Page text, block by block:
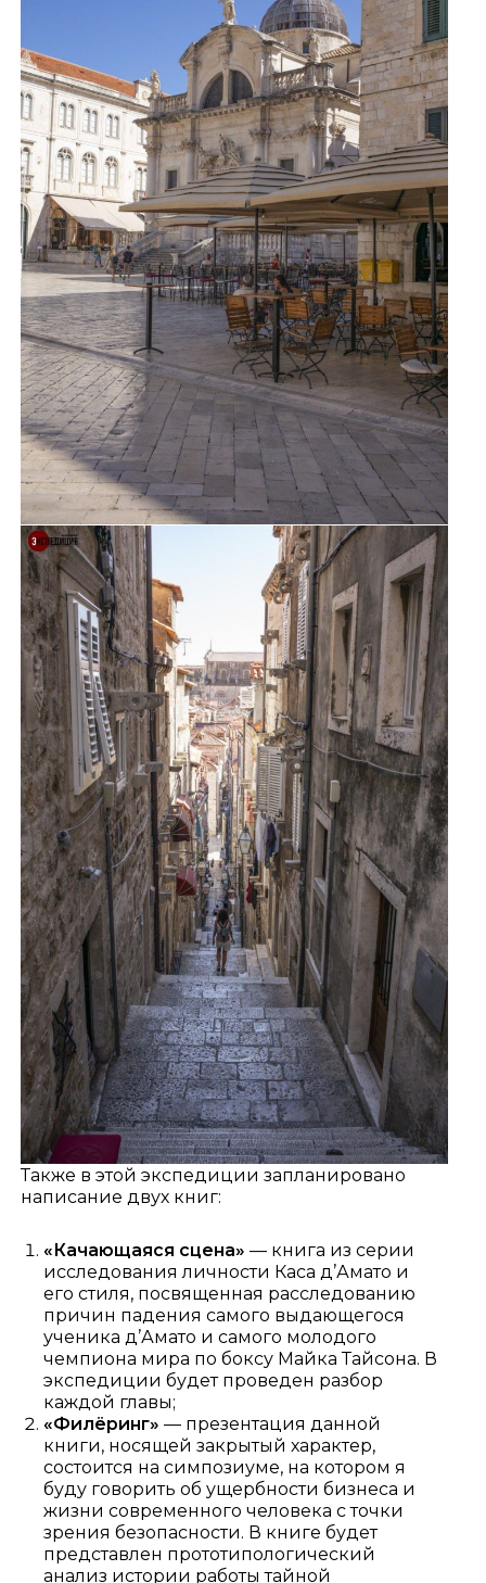
Также в этой экспедиции запланировано
написание двух книг:
«Качающаяся сцена» — книга из серии
исследования личности Каса д’Амато и
его стиля, посвященная расследованию
причин падения самого выдающегося
ученика д’Амато и самого молодого
чемпиона мира по боксу Майка Тайсона. В
экспедиции будет проведен разбор
каждой главы;
«Филёринг» — презентация данной
книги, носящей закрытый характер,
состоится на симпозиуме, на котором я
буду говорить об ущербности бизнеса и
жизни современного человека с точки
зрения безопасности. В книге будет
представлен прототипологический
анализ истории работы тайной